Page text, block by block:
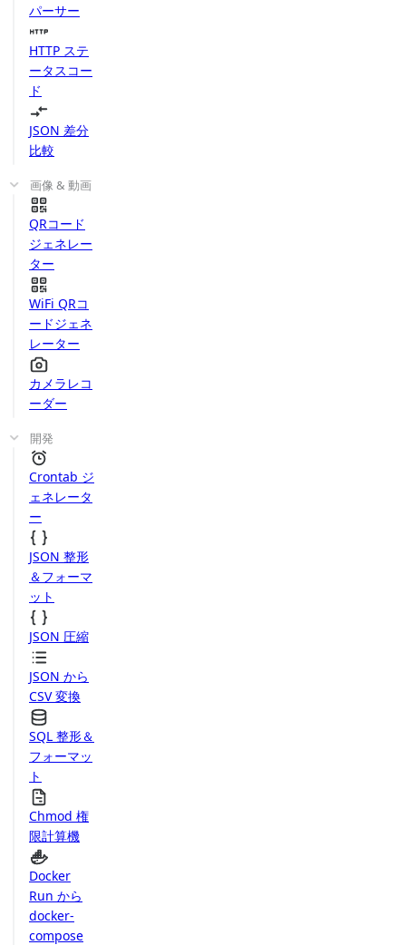
パーサー
HTTP ステ
ータスコー
ド
JSON 差分
比較
画像 & 動画
QRコード
ジェネレー
ター
WiFi QRコ
ードジェネ
レーター
カメラレコ
ーダー
開発
Crontab ジ
ェネレータ
ー
JSON 整形
＆フォーマ
ット
JSON 圧縮
JSON から
CSV 変換
SQL 整形＆
フォーマッ
ト
Chmod 権
限計算機
Docker
Run から
docker-
compose